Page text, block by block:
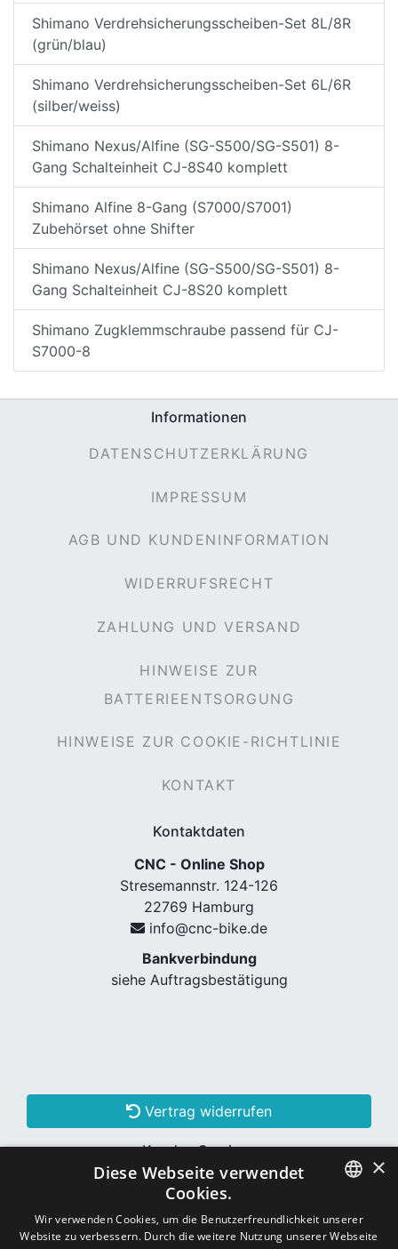
Shimano Verdrehsicherungsscheiben-Set 8L/8R
(grün/blau)
Shimano Verdrehsicherungsscheiben-Set 6L/6R
(silber/weiss)
Shimano Nexus/Alfine (SG-S500/SG-S501) 8-
Gang Schalteinheit CJ-8S40 komplett
Shimano Alfine 8-Gang (S7000/S7001)
Zubehörset ohne Shifter
Shimano Nexus/Alfine (SG-S500/SG-S501) 8-
Gang Schalteinheit CJ-8S20 komplett
Shimano Zugklemmschraube passend für CJ-
S7000-8
Informationen
DATENSCHUTZERKLÄRUNG
IMPRESSUM
AGB UND KUNDENINFORMATION
WIDERRUFSRECHT
ZAHLUNG UND VERSAND
HINWEISE ZUR
BATTERIEENTSORGUNG
HINWEISE ZUR COOKIE-RICHTLINIE
KONTAKT
Kontaktdaten
CNC - Online Shop
Stresemannstr. 124-126
22769 Hamburg
info@cnc-bike.de
Bankverbindung
siehe Auftragsbestätigung
Vertrag widerrufen
Kunden Services
Konto erstellen
Schon Kunde? Einloggen
GERMAN
×
Diese Webseite verwendet
Cookies.
Wir verwenden Cookies, um die Benutzerfreundlichkeit unserer
Website zu verbessern. Durch die weitere Nutzung unserer Webseite